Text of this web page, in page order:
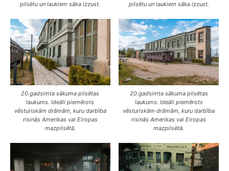
pilsētu un laukiem sāka izzust.
pilsētu un laukiem sāka izzust.
20.gadsimta sākuma pilsētas
laukums. Ideāli piemērots
vēsturiskām drāmām, kuru darbība
risinās Amerikas vai Eiropas
mazpilsētā.
20.gadsimta sākuma pilsētas
laukums. Ideāli piemērots
vēsturiskām drāmām, kuru darbība
risinās Amerikas vai Eiropas
mazpilsētā.